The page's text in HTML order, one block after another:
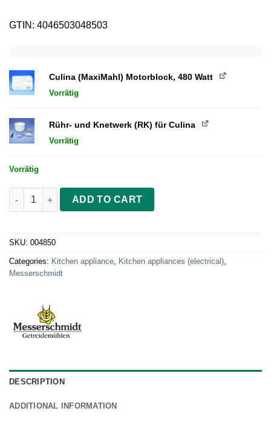
GTIN: 4046503048503
Culina (MaxiMahl) Motorblock, 480 Watt
Vorrätig
Rühr- und Knetwerk (RK) für Culina
Vorrätig
Vorrätig
Culina Motorblock + Rühr- und Knetwerk quantity
ADD TO CART
SKU: 004850
Categories: Kitchen appliance, Kitchen appliances (electrical),
Messerschmidt
DESCRIPTION
ADDITIONAL INFORMATION